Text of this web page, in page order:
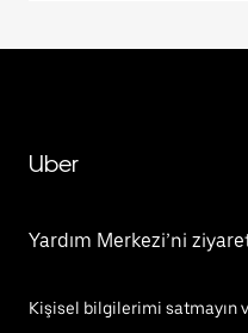
Uber
Yardım Merkezi’ni
Kişisel bilgilerimi satmayın